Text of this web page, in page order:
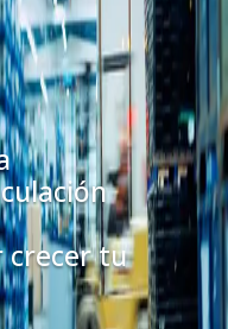
crecer tu